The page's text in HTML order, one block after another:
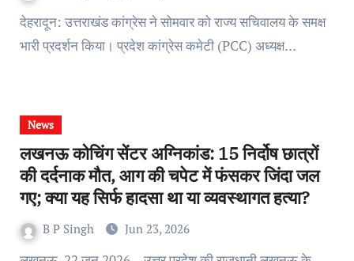
देहरादून: उत्तराखंड कांग्रेस ने सोमवार को राज्य सचिवालय के समक्ष
भारी प्रदर्शन किया। प्रदेश कांग्रेस कमेटी (PCC) अध्यक्ष…
News
लखनऊ कोचिंग सेंटर अग्निकांड: 15 निर्दोष छात्रों
की दर्दनाक मौत, आग की चपेट में फंसकर जिंदा जल
गए; क्या यह सिर्फ हादसा था या व्यवस्थागत हत्या?
B P Singh Jun 23, 2026